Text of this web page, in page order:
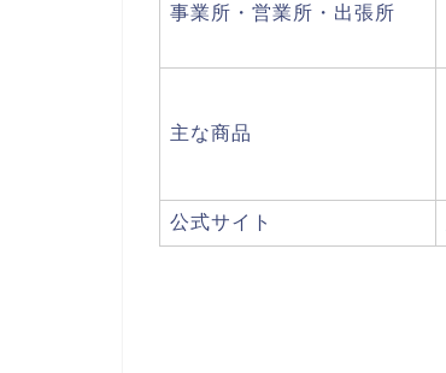
事業所・営業所・出張所
主な商品
公式サイト